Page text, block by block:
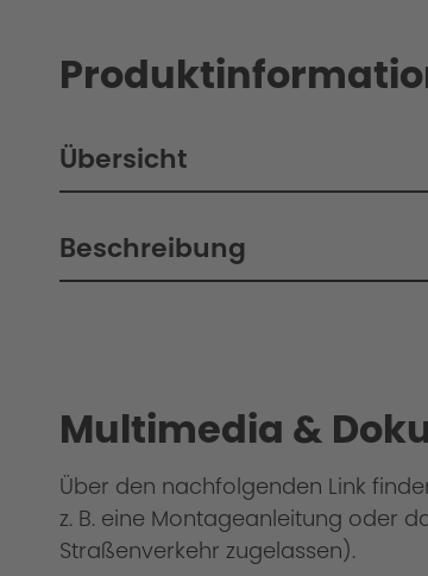
Übersicht
Beschreibung
Multimedia &
Über den nachfolgenden Link
z. B. eine Montageanleitung oder
Straßenverkehr zugelassen).